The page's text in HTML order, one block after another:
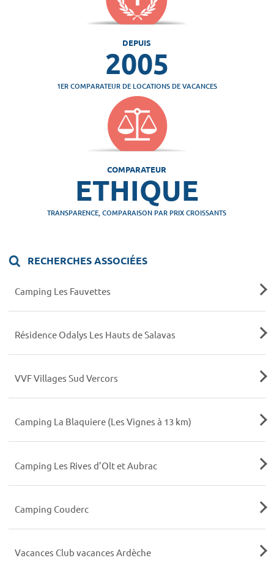
DEPUIS
2005
1ER COMPARATEUR DE LOCATIONS DE VACANCES
COMPARATEUR
ETHIQUE
TRANSPARENCE, COMPARAISON PAR PRIX CROISSANTS
RECHERCHES ASSOCIÉES
Camping Les Fauvettes
Résidence Odalys Les Hauts de Salavas
VVF Villages Sud Vercors
Camping La Blaquiere (Les Vignes à 13 km)
Camping Les Rives d’Olt et Aubrac
Camping Couderc
Vacances Club vacances Ardèche